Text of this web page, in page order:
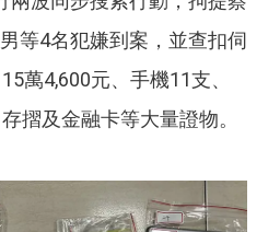
等4名犯嫌到案，並查扣伺
萬4,600元、手機11支、
摺及金融卡等大量證物。